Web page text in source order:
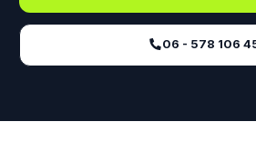
06 - 578 106